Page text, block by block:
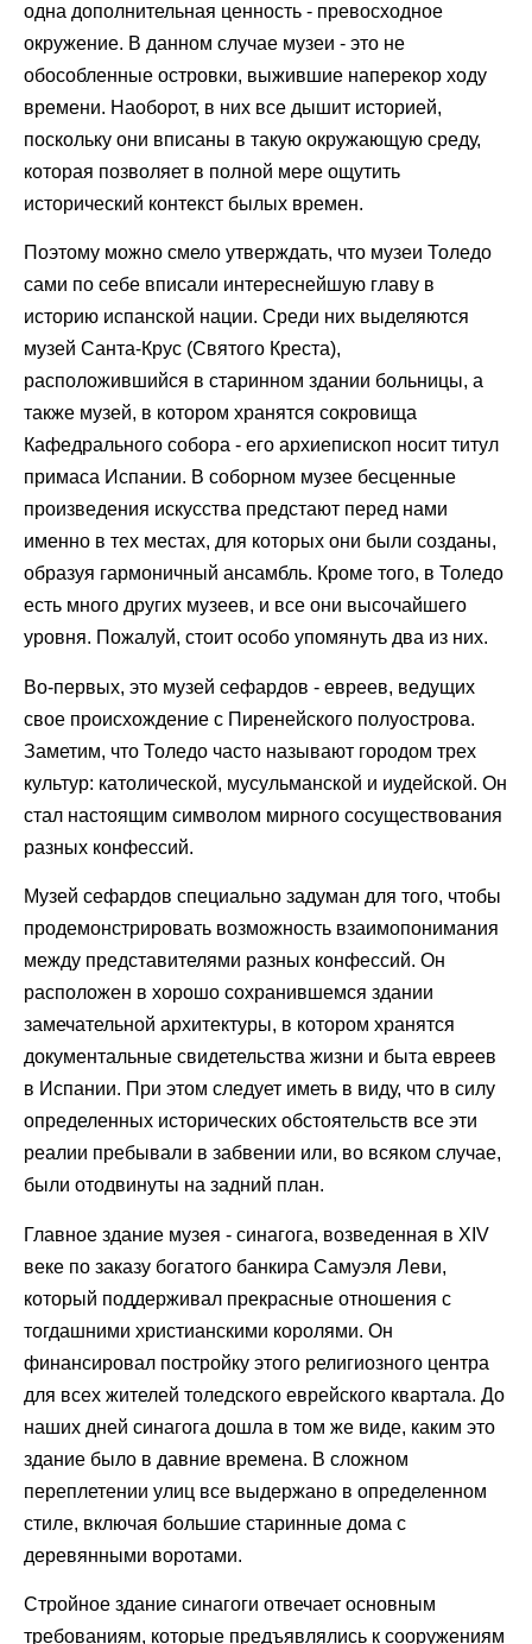
одна дополнительная ценность - превосходное
окружение. В данном случае музеи - это не
обособленные островки, выжившие наперекор ходу
времени. Наоборот, в них все дышит историей,
поскольку они вписаны в такую окружающую среду,
которая позволяет в полной мере ощутить
исторический контекст былых времен.
Поэтому можно смело утверждать, что музеи Толедо
сами по себе вписали интереснейшую главу в
историю испанской нации. Среди них выделяются
музей Санта-Крус (Святого Креста),
расположившийся в старинном здании больницы, а
также музей, в котором хранятся сокровища
Кафедрального собора - его архиепископ носит титул
примаса Испании. В соборном музее бесценные
произведения искусства предстают перед нами
именно в тех местах, для которых они были созданы,
образуя гармоничный ансамбль. Кроме того, в Толедо
есть много других музеев, и все они высочайшего
уровня. Пожалуй, стоит особо упомянуть два из них.
Во-первых, это музей сефардов - евреев, ведущих
свое происхождение с Пиренейского полуострова.
Заметим, что Толедо часто называют городом трех
культур: католической, мусульманской и иудейской. Он
стал настоящим символом мирного сосуществования
разных конфессий.
Музей сефардов специально задуман для того, чтобы
продемонстрировать возможность взаимопонимания
между представителями разных конфессий. Он
расположен в хорошо сохранившемся здании
замечательной архитектуры, в котором хранятся
документальные свидетельства жизни и быта евреев
в Испании. При этом следует иметь в виду, что в силу
определенных исторических обстоятельств все эти
реалии пребывали в забвении или, во всяком случае,
были отодвинуты на задний план.
Главное здание музея - синагога, возведенная в XIV
веке по заказу богатого банкира Самуэля Леви,
который поддерживал прекрасные отношения с
тогдашними христианскими королями. Он
финансировал постройку этого религиозного центра
для всех жителей толедского еврейского квартала. До
наших дней синагога дошла в том же виде, каким это
здание было в давние времена. В сложном
переплетении улиц все выдержано в определенном
стиле, включая большие старинные дома с
деревянными воротами.
Стройное здание синагоги отвечает основным
требованиям, которые предъявлялись к сооружениям